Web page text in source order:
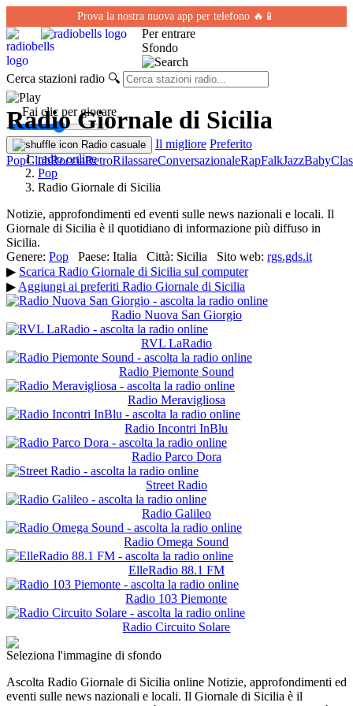
Prova la nostra nuova app per telefono 🔥📱
Per entrare
Sfondo
Cerca stazioni radio 🔍
← Fai clic per giocare
Radio casuale Il migliore Preferito
PopClubRocciaRetroRilassareConversazionaleRapFalkJazzBaby
Radio Giornale di Sicilia
radio online
Pop
Radio Giornale di Sicilia
Notizie, approfondimenti ed eventi sulle news nazionali e locali. Il
Giornale di Sicilia è il quotidiano di informazione più diffuso in
Sicilia.
Genere: Pop Paese: Italia Città: Sicilia Sito web: rgs.gds.it
▶ Scarica Radio Giornale di Sicilia sul computer
▶ Aggiungi ai preferiti Radio Giornale di Sicilia
Radio Nuova San Giorgio
RVL LaRadio
Radio Piemonte Sound
Radio Meravigliosa
Radio Incontri InBlu
Radio Parco Dora
Street Radio
Radio Galileo
Radio Omega Sound
ElleRadio 88.1 FM
Radio 103 Piemonte
Radio Circuito Solare
Seleziona l'immagine di sfondo
Ascolta Radio Giornale di Sicilia online Notizie, approfondimenti ed
eventi sulle news nazionali e locali. Il Giornale di Sicilia è il